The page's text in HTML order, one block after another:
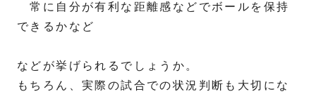
常に自分が有利な距離感などでボールを保持
できるかなど
などが挙げられるでしょうか。
もちろん、実際の試合での状況判断も大切にな